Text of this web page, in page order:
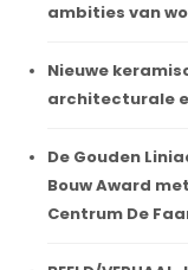
ambities van
Nieuwe
architecturale
De Gouden
Bouw Award
Centrum De